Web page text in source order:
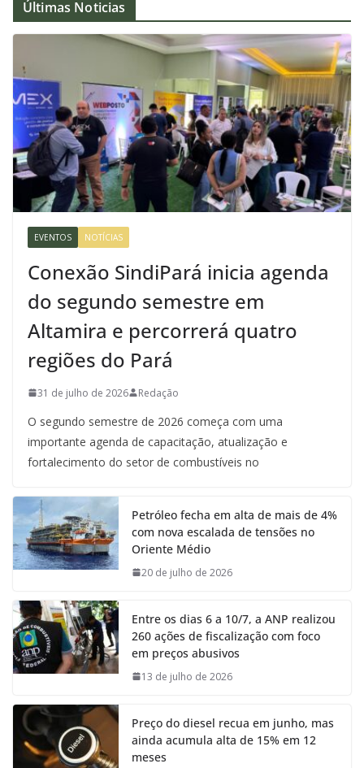
Últimas Noticias
EVENTOS NOTÍCIAS
Conexão SindiPará inicia agenda
do segundo semestre em
Altamira e percorrerá quatro
regiões do Pará
31 de julho de 2026 Redação
O segundo semestre de 2026 começa com uma
importante agenda de capacitação, atualização e
fortalecimento do setor de combustíveis no
Petróleo fecha em alta de mais de 4%
com nova escalada de tensões no
Oriente Médio
20 de julho de 2026
Entre os dias 6 a 10/7, a ANP realizou
260 ações de fiscalização com foco
em preços abusivos
13 de julho de 2026
Preço do diesel recua em junho, mas
ainda acumula alta de 15% em 12
meses